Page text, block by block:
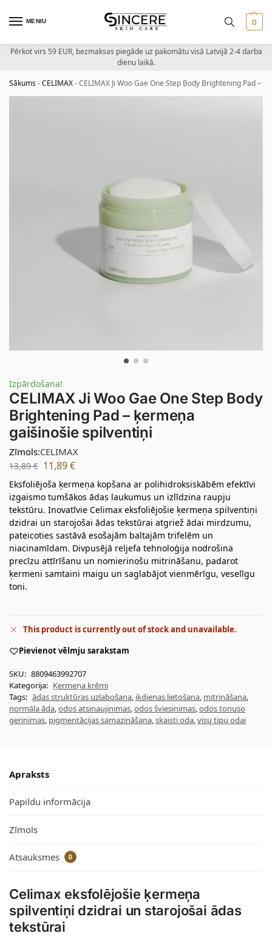
MENIU 0
Pērkot virs 59 EUR, bezmaksas piegāde uz pakomātu visā Latvijā 2-4 darba
dienu laikā.
Sākums-CELIMAX-CELIMAX Ji Woo Gae One Step Body Brightening Pad –
Izpārdošana!
CELIMAX Ji Woo Gae One Step Body
Brightening Pad – ķermeņa
gaišinošie spilventiņi
Zīmols:CELIMAX
13,89€ 11,89€
Eksfoliējoša ķermeņa kopšana ar polihidroksiskābēm efektīvi
izgaismo tumšākos ādas laukumus un izlīdzina raupju
tekstūru. Inovatīvie Celimax eksfoliējošie ķermeņa spilventiņi
dzidrai un starojošai ādas tekstūrai atgriež ādai mirdzumu,
pateicoties sastāvā esošajām baltajām trifelēm un
niacinamīdam. Divpusējā reljefa tehnoloģija nodrošina
precīzu attīrīšanu un nomierinošu mitrināšanu, padarot
ķermeni samtaini maigu un saglabājot vienmērīgu, veselīgu
toni.
This product is currently out of stock and unavailable.
Pievienot vēlmju sarakstam
SKU: 8809463992707
Kategorija: Ķermeņa krēmi
Tags: ādas struktūras uzlabošana, ikdienas lietošana, mitrināšana,
normāla āda,odos atsinaujinimas,odos šviesinimas,odos tonuso
gerinimas, pigmentācijas samazināšana,skaisti oda,visų tipų odai
Apraksts
Papildu informācija
Zīmols
Atsauksmes 0
Celimax eksfolējošie ķermeņa
spilventiņi dzidrai un starojošai ādas
tekstūrai